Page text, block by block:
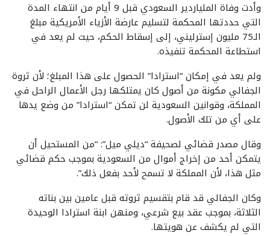
وأدت وفاة الملياردير السعودي قبل 9 أيام من انتهاء المدة
التي حددتها المحكمة لتسليم عارضة الأزياء الأمريكية مبلغ
الـ75 مليون إسترليني، إلى إسقاط الحكم، حيث لم يعد في
استطاعة المحكمة تنفيذه.
ولم يعد في إمكان “استرادا” الحصول على هذا المبلغ؛ لأن ثروة
الجفالي مكونة من أصول كان يمتلكها رجل الأعمال الراحل في
المملكة، وقوانين السعودية لن تمكن “استرادا” من وضع يدها
على أي من تلك الأصول.
وقال مصدر قضائي لصحيفة “ديلي ميل”: “من المستحيل أن
يتمكن أحد من إخراج أموال من السعودية بموجب حكم قضائي
مثل هذا، لأن المملكة لا تسمح لأحد بفعل ذلك”.
وكان الجفالي قد قام بتقسيم ثروته قبل عامين بين بناته
الثلاثة، بموجب عقد بيع شرعي، ومنهن ابنة استرادا الوحيدة
التي لم يكشف عن هويتها.